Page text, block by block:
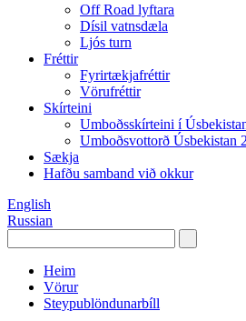
Off Road lyftara
Dísil vatnsdæla
Ljós turn
Fréttir
Fyrirtækjafréttir
Vörufréttir
Skírteini
Umboðsskírteini í
Umboðsvottorð Úsbekistan 2
Sækja
Hafðu samband við okkur
English
Russian
Heim
Vörur
Steypublöndunarbíll